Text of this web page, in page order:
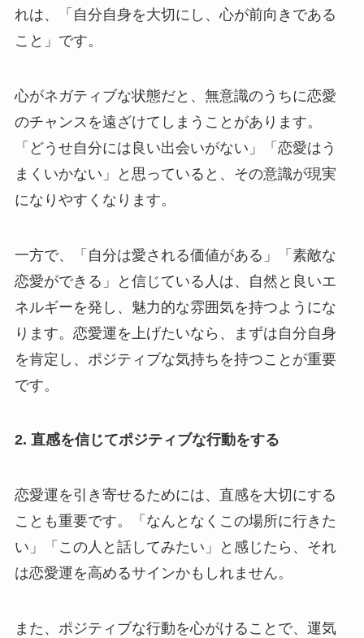
れは、「自分自身を大切にし、心が前向きである
こと」です。
心がネガティブな状態だと、無意識のうちに恋愛
のチャンスを遠ざけてしまうことがあります。
「どうせ自分には良い出会いがない」「恋愛はう
まくいかない」と思っていると、その意識が現実
になりやすくなります。
一方で、「自分は愛される価値がある」「素敵な
恋愛ができる」と信じている人は、自然と良いエ
ネルギーを発し、魅力的な雰囲気を持つようにな
ります。恋愛運を上げたいなら、まずは自分自身
を肯定し、ポジティブな気持ちを持つことが重要
です。
2. 直感を信じてポジティブな行動をする
恋愛運を引き寄せるためには、直感を大切にする
ことも重要です。「なんとなくこの場所に行きた
い」「この人と話してみたい」と感じたら、それ
は恋愛運を高めるサインかもしれません。
また、ポジティブな行動を心がけることで、運気